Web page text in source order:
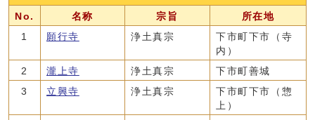
No. 名称 宗旨
所在地
1
願行寺 浄土真宗
下市町下市（寺
内）
2
瀧上寺 浄土真宗
下市町善城
3
立興寺 浄土真宗
下市町下市（惣
上）